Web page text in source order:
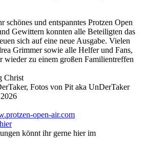
schönes und entspanntes Protzen Open
Gewittern konnten alle Beteiligten das
sich auf eine neue Ausgabe. Vielen
Grimmer sowie alle Helfer und Fans,
wieder zu einem großen Familientreffen
, Fotos von Pit aka UnDerTaker
open-air.com
könnt ihr gerne hier im